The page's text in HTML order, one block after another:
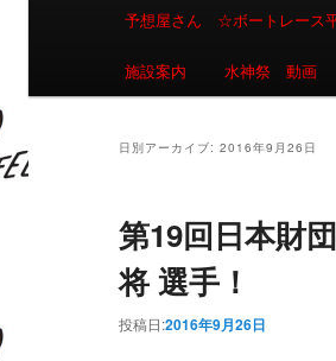
予想屋さん ☆ボートレース
施設案内 水神祭 動画
日別アーカイブ: 2016年9月26日
第19回日本財
将 選手！
投稿日:2016年9月26日